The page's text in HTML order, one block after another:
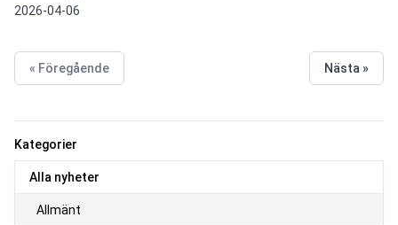
Kategorier
Alla nyheter
Allmänt
2026-04-06
« Föregående Nästa »